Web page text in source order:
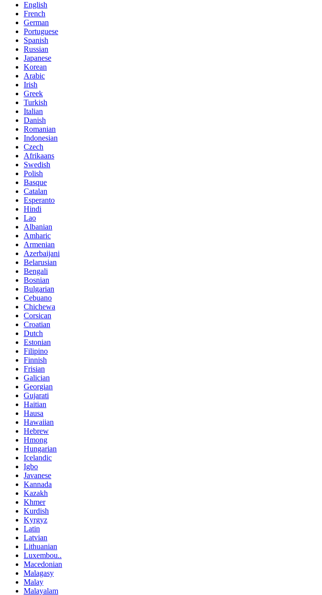
English
French
German
Portuguese
Spanish
Russian
Japanese
Korean
Arabic
Irish
Greek
Turkish
Italian
Danish
Romanian
Indonesian
Czech
Afrikaans
Swedish
Polish
Basque
Catalan
Esperanto
Hindi
Lao
Albanian
Amharic
Armenian
Azerbaijani
Belarusian
Bengali
Bosnian
Bulgarian
Cebuano
Chichewa
Corsican
Croatian
Dutch
Estonian
Filipino
Finnish
Frisian
Galician
Georgian
Gujarati
Haitian
Hausa
Hawaiian
Hebrew
Hmong
Hungarian
Icelandic
Igbo
Javanese
Kannada
Kazakh
Khmer
Kurdish
Kyrgyz
Latin
Latvian
Lithuanian
Luxembou..
Macedonian
Malagasy
Malay
Malayalam